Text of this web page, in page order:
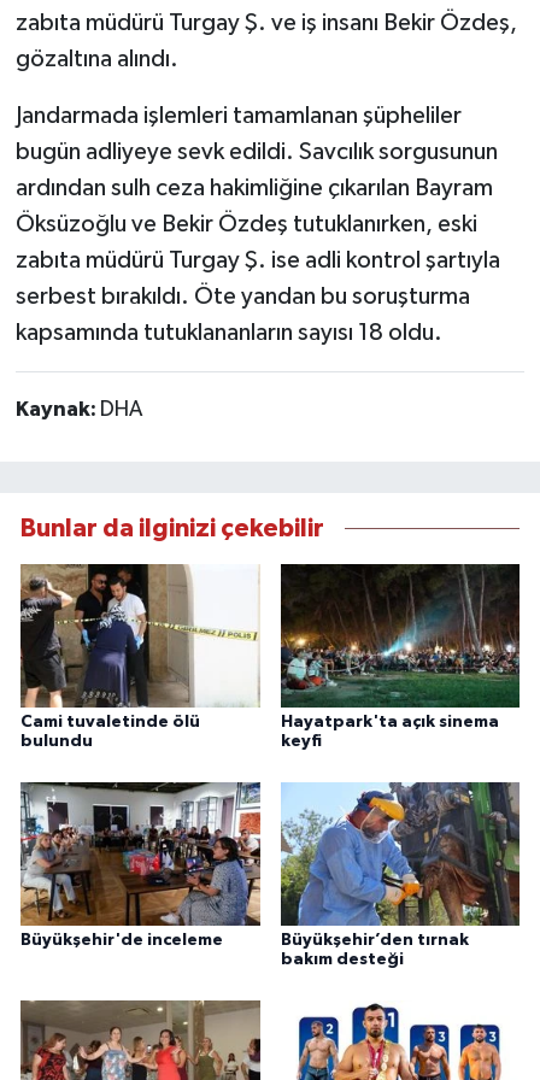
zabıta müdürü Turgay Ş. ve iş insanı Bekir Özdeş,
gözaltına alındı.
Jandarmada işlemleri tamamlanan şüpheliler
bugün adliyeye sevk edildi. Savcılık sorgusunun
ardından sulh ceza hakimliğine çıkarılan Bayram
Öksüzoğlu ve Bekir Özdeş tutuklanırken, eski
zabıta müdürü Turgay Ş. ise adli kontrol şartıyla
serbest bırakıldı. Öte yandan bu soruşturma
kapsamında tutuklananların sayısı 18 oldu.
Kaynak: DHA
Bunlar da ilginizi çekebilir
Cami tuvaletinde ölü
bulundu
Hayatpark'ta açık sinema
keyfi
Büyükşehir'de inceleme
Büyükşehir’den tırnak
bakım desteği